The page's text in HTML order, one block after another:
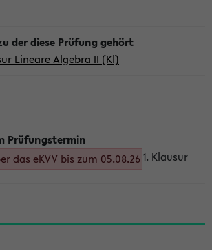
Lineare Algebra II (Kl)
das eKVV bis zum 05.08.26 1. Klausur